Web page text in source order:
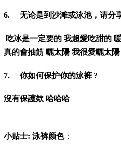
6. 无论是到沙滩或泳池，请分
吃冰是一定要的 我超愛吃甜的
真的會抽筋 曬太陽 我很愛曬太
7. 你如何保护你的泳裤 ?
沒有保護欸 哈哈哈
小贴士: 泳裤颜色：